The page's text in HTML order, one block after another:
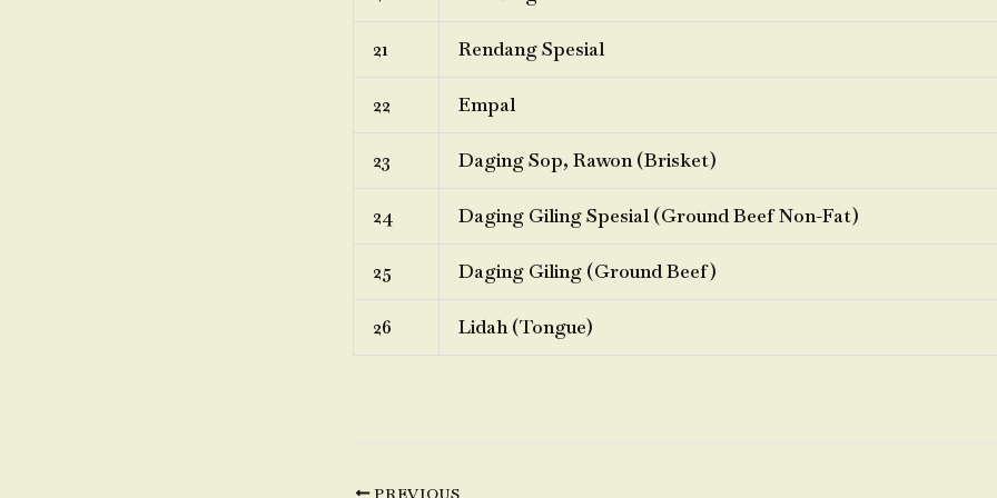
21 Rendang Spesial
22 Empal
23 Daging Sop, Rawon (Brisket)
24 Daging Giling Spesial (Ground Beef Non-Fat)
25 Daging Giling (Ground Beef)
26 Lidah (Tongue)
PREVIOUS